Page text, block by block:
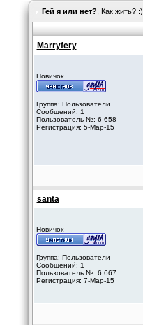
Гей я или нет? , Как жить? :)
Marryfery
Новичок
Группа: Пользователи
Сообщений: 1
Пользователь №: 6 658
Регистрация: 5-Мар-15
santa
Новичок
Группа: Пользователи
Сообщений: 1
Пользователь №: 6 667
Регистрация: 7-Мар-15